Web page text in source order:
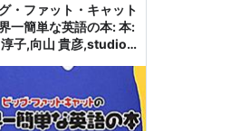
・ファット・キャット
一簡単な英語の本: 本:
淳子,向山 貴彦,studio